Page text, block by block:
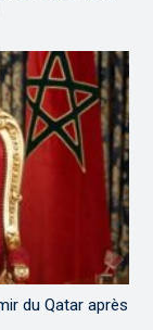
du Qatar après